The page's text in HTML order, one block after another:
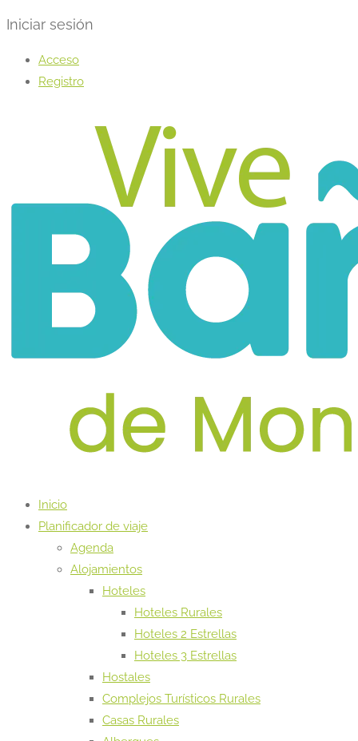
Iniciar sesión
Acceso
Registro
Inicio
Planificador de viaje
Agenda
Alojamientos
Hoteles
Hoteles Rurales
Hoteles 2 Estrellas
Hoteles 3 Estrellas
Hostales
Complejos Turísticos Rurales
Casas Rurales